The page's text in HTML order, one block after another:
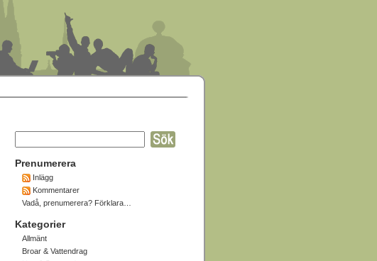
Prenumerera
Inlägg
Kommentarer
Vadå, prenumerera? Förklara…
Kategorier
Allmänt
Broar & Vattendrag